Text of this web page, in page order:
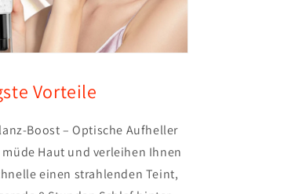
Vorteile
Boost – Optische Aufheller
Haut und verleihen Ihnen
einen strahlenden Teint,